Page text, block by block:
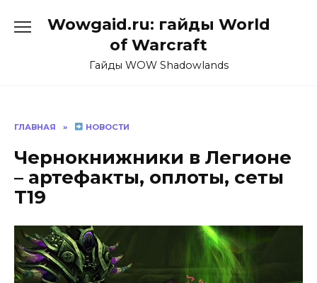
Wowgaid.ru: гайды World
of Warcraft
Гайды WOW Shadowlands
ГЛАВНАЯ » НОВОСТИ
Чернокнижники в Легионе
– артефакты, оплоты, сеты
Т19